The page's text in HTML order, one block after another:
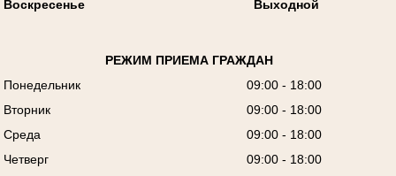
Воскресенье Выходной
РЕЖИМ ПРИЕМА ГРАЖДАН
Понедельник
09:00 - 18:00
Вторник
09:00 - 18:00
Среда
09:00 - 18:00
Четверг
09:00 - 18:00